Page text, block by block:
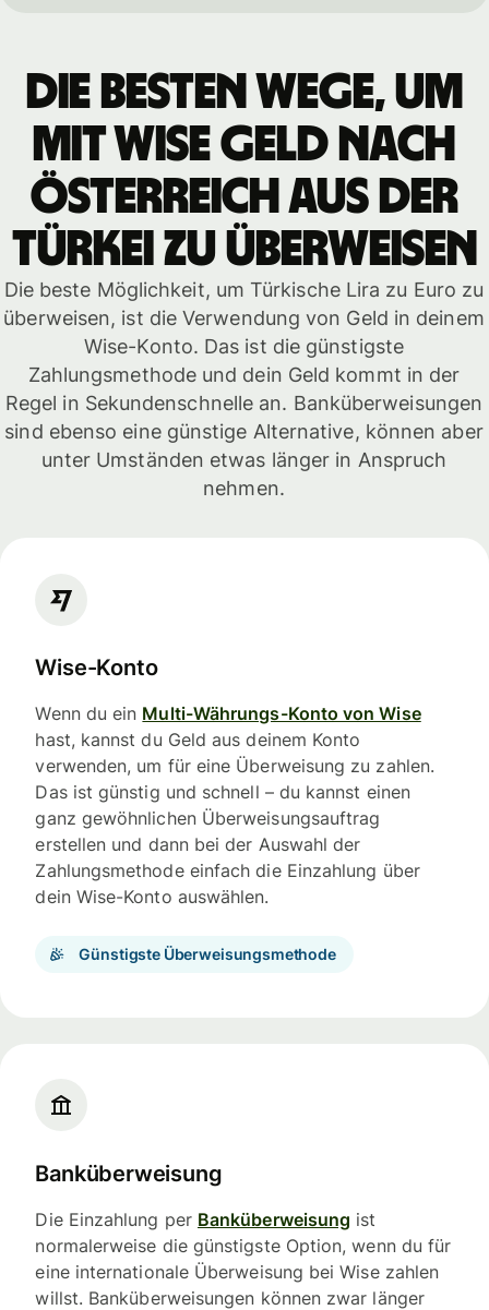
Die besten Wege, um
mit WISE Geld nach
Österreich aus der
Türkei zu überweisen
Die beste Möglichkeit, um Türkische Lira zu Euro zu
überweisen, ist die Verwendung von Geld in deinem
Wise-Konto. Das ist die günstigste
Zahlungsmethode und dein Geld kommt in der
Regel in Sekundenschnelle an. Banküberweisungen
sind ebenso eine günstige Alternative, können aber
unter Umständen etwas länger in Anspruch
nehmen.
Wise-Konto
Wenn du ein Multi-Währungs-Konto von Wise
hast, kannst du Geld aus deinem Konto
verwenden, um für eine Überweisung zu zahlen.
Das ist günstig und schnell – du kannst einen
ganz gewöhnlichen Überweisungsauftrag
erstellen und dann bei der Auswahl der
Zahlungsmethode einfach die Einzahlung über
dein Wise-Konto auswählen.
Günstigste Überweisungsmethode
Banküberweisung
Die Einzahlung per Banküberweisung ist
normalerweise die günstigste Option, wenn du für
eine internationale Überweisung bei Wise zahlen
willst. Banküberweisungen können zwar länger